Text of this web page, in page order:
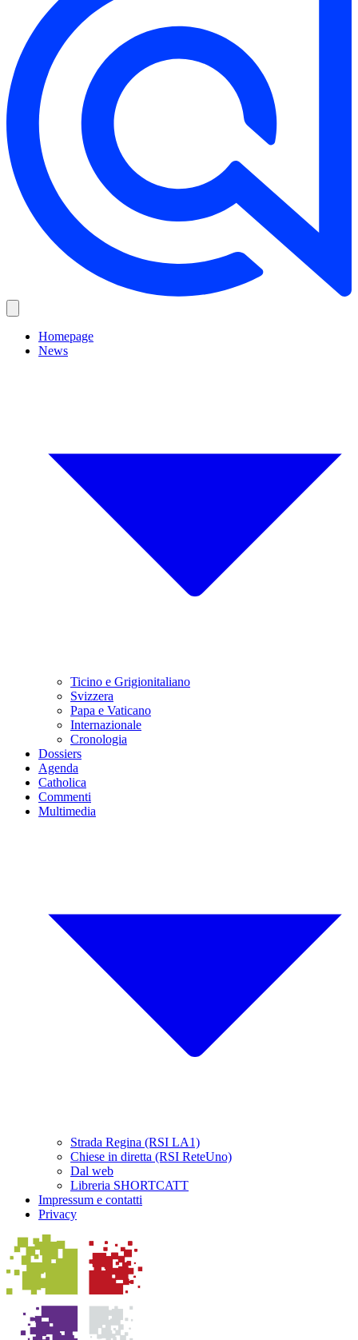
Homepage
News
Ticino e Grigionitaliano
Svizzera
Papa e Vaticano
Internazionale
Cronologia
Dossiers
Agenda
Catholica
Commenti
Multimedia
Strada Regina (RSI LA1)
Chiese in diretta (RSI ReteUno)
Dal web
Libreria SHORTCATT
Impressum e contatti
Privacy